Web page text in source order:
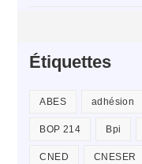
Étiquettes
ABES adhésion
BOP 214 Bpi
CNED CNESER